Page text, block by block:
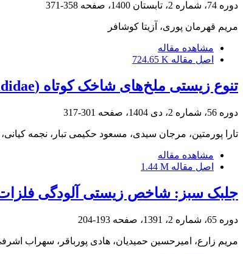
دوره 74، شماره 2، تابستان 1400، صفحه 358-371
مریم قهرمان پوری، آزیتا کوشافر
مشاهده مقاله
اصل مقاله 724.65 K
تنوع زیستی ملخ‌های شاخک کوتاه (Orthoptera: Acrididae) در دامنه شمالی و جنوبی رشته کوه جغتای استان خراسان رضوی، ایران
دوره 56، شماره 2، دی 1404، صفحه 301-317
تارا پورمتین، مرجان سیدی، مسعود حکیمی تبار، نجمه
مشاهده مقاله
اصل مقاله 1.44 M
جلبک سبز: شاخص زیستی آلودگی
دوره 65، شماره 2، 1391، صفحه 193-204
مریم زارع، امیرحسین حمیدیان، هادی پورباقر، سهراب